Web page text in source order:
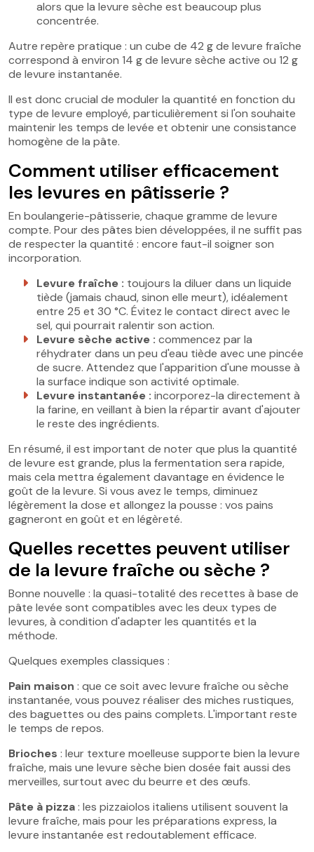
alors que la levure sèche est beaucoup plus
concentrée.
Autre repère pratique : un cube de 42 g de levure fraîche
correspond à environ 14 g de levure sèche active ou 12 g
de levure instantanée.
Il est donc crucial de moduler la quantité en fonction du
type de levure employé, particulièrement si l'on souhaite
maintenir les temps de levée et obtenir une consistance
homogène de la pâte.
Comment utiliser efficacement
les levures en pâtisserie ?
En boulangerie-pâtisserie, chaque gramme de levure
compte. Pour des pâtes bien développées, il ne suffit pas
de respecter la quantité : encore faut-il soigner son
incorporation.
Levure fraîche : toujours la diluer dans un liquide
tiède (jamais chaud, sinon elle meurt), idéalement
entre 25 et 30 °C. Évitez le contact direct avec le
sel, qui pourrait ralentir son action.
Levure sèche active : commencez par la
réhydrater dans un peu d'eau tiède avec une pincée
de sucre. Attendez que l'apparition d'une mousse à
la surface indique son activité optimale.
Levure instantanée : incorporez-la directement à
la farine, en veillant à bien la répartir avant d'ajouter
le reste des ingrédients.
En résumé, il est important de noter que plus la quantité
de levure est grande, plus la fermentation sera rapide,
mais cela mettra également davantage en évidence le
goût de la levure. Si vous avez le temps, diminuez
légèrement la dose et allongez la pousse : vos pains
gagneront en goût et en légèreté.
Quelles recettes peuvent utiliser
de la levure fraîche ou sèche ?
Bonne nouvelle : la quasi-totalité des recettes à base de
pâte levée sont compatibles avec les deux types de
levures, à condition d'adapter les quantités et la
méthode.
Quelques exemples classiques :
Pain maison : que ce soit avec levure fraîche ou sèche
instantanée, vous pouvez réaliser des miches rustiques,
des baguettes ou des pains complets. L'important reste
le temps de repos.
Brioches : leur texture moelleuse supporte bien la levure
fraîche, mais une levure sèche bien dosée fait aussi des
merveilles, surtout avec du beurre et des œufs.
Pâte à pizza: les pizzaiolos italiens utilisent souvent la
levure fraîche, mais pour les préparations express, la
levure instantanée est redoutablement efficace.